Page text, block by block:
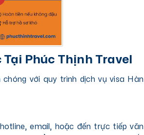
Phúc Thịnh Travel
với quy trình dịch vụ visa Hàn
email, hoặc đến trực tiếp văn